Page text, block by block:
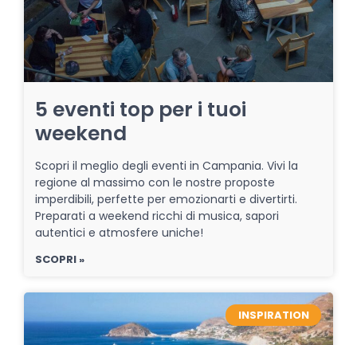
5 eventi top per i tuoi
weekend
Scopri il meglio degli eventi in Campania. Vivi la
regione al massimo con le nostre proposte
imperdibili, perfette per emozionarti e divertirti.
Preparati a weekend ricchi di musica, sapori
autentici e atmosfere uniche!
SCOPRI »
INSPIRATION